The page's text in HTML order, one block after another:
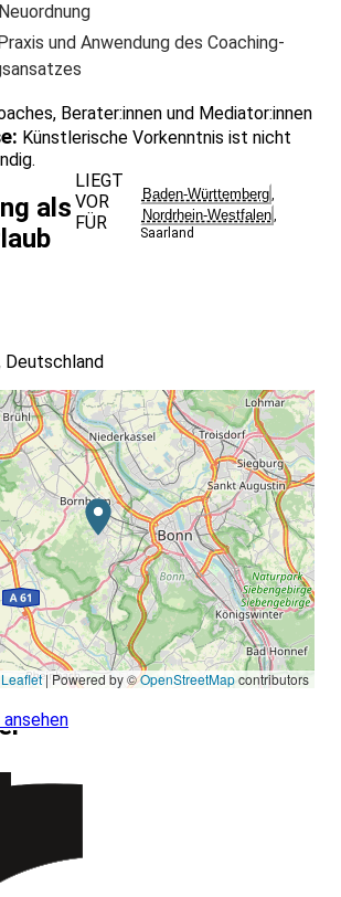
und Anwendung des Coaching-
Berater:innen und Mediator:innen
Künstlerische Vorkenntnis ist nicht
als
LIEGT
VOR
FÜR
Baden-Württemberg,
Nordrhein-Westfalen,
Saarland
Deutschland
Leaflet |Powered by ©OpenStreetMapcontributors